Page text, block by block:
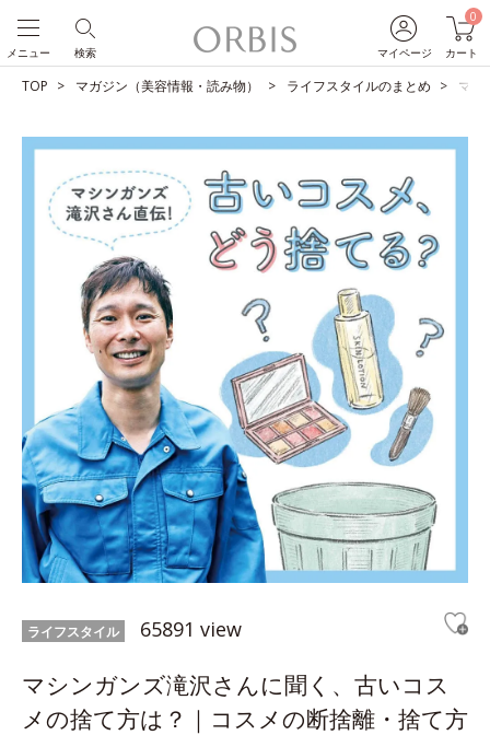
マイページ
0
カート
検索
メニュー
TOP マガジン（美容情報・読み物） ライフスタイルのまとめ マシ
ライフスタイル 65891 view
マシンガンズ滝沢さんに聞く、古いコス
メの捨て方は？｜コスメの断捨離・捨て方